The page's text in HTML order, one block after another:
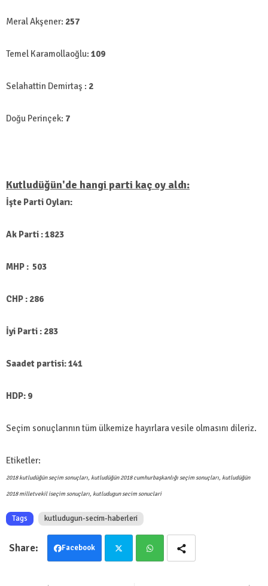
Meral Akşener: 257
Temel Karamollaoğlu: 109
Selahattin Demirtaş : 2
Doğu Perinçek: 7
Kutludüğün'de hangi parti kaç oy aldı:
İşte Parti Oyları:
Ak Parti : 1823
MHP : 503
CHP : 286
İyi Parti : 283
Saadet partisi: 141
HDP: 9
Seçim sonuçlarının tüm ülkemize hayırlara vesile olmasını dileriz.
Etiketler:
2018 kutludüğün seçim sonuçları, kutludüğün 2018 cumhurbaşkanlığı seçim sonuçları, kutludüğün
2018 milletvekil iseçim sonuçları, kutludugun secim sonuclari
Tags kutludugun-secim-haberleri
Facebook